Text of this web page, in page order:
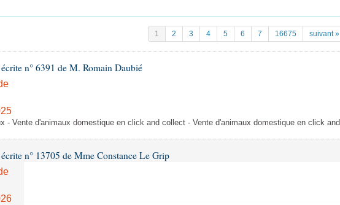
1 2 3 4 5 6 7 16675 suivant »
n° 6391 de M. Romain Daubié
- Vente d'animaux domestique en click and collect - Vente d'animaux domestique en click and
n° 13705 de Mme Constance Le Grip